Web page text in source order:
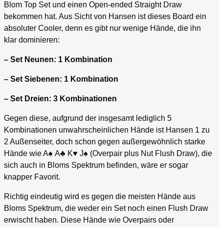
Blom Top Set und einen Open-ended Straight Draw
bekommen hat. Aus Sicht von Hansen ist dieses Board ein
absoluter Cooler, denn es gibt nur wenige Hände, die ihn
klar dominieren:
– Set Neunen: 1 Kombination
– Set Siebenen: 1 Kombination
– Set Dreien: 3 Kombinationen
Gegen diese, aufgrund der insgesamt lediglich 5
Kombinationen unwahrscheinlichen Hände ist Hansen 1 zu
2 Außenseiter, doch schon gegen außergewöhnlich starke
Hände wie A♠ A♣ K♥ J♠ (Overpair plus Nut Flush Draw), die
sich auch in Bloms Spektrum befinden, wäre er sogar
knapper Favorit.
Richtig eindeutig wird es gegen die meisten Hände aus
Bloms Spektrum, die weder ein Set noch einen Flush Draw
erwischt haben. Diese Hände wie Overpairs oder